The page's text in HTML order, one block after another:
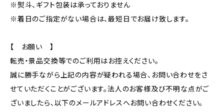
※熨斗、ギフト包装は承っておりません
※着日のご指定がない場合は、最短日でお届け致します。
【 お願い 】
転売・景品交換等でのご利用はお控えください。
誠に勝手ながら上記の内容が疑われる場合、お問い合わせをさ
せていただくことがございます。法人のお客様及び不明な点がご
ざいましたら、以下のメールアドレスへお問い合わせください。